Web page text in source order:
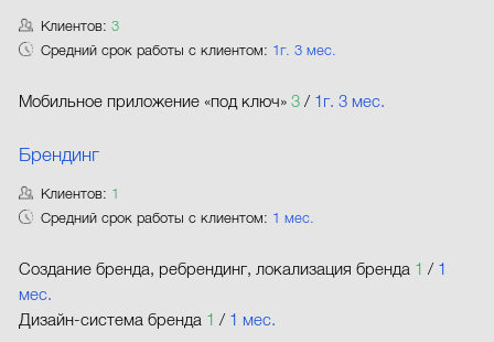
Клиентов:3
Средний срок работы с клиентом: 1г. 3 мес.
Мобильное приложение «под ключ» 3 / 1г. 3 мес.
Брендинг
Клиентов: 1
Средний срок работы с клиентом: 1 мес.
Создание бренда, ребрендинг, локализация бренда 1 / 1
мес.
Дизайн-система бренда 1 / 1 мес.